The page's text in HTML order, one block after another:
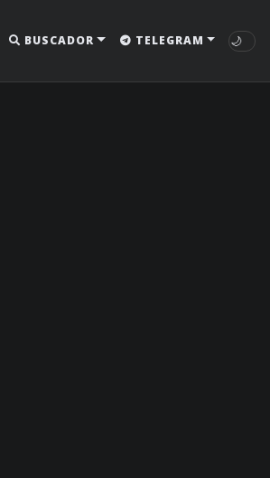
BUSCADOR TELEGRAM 🌙